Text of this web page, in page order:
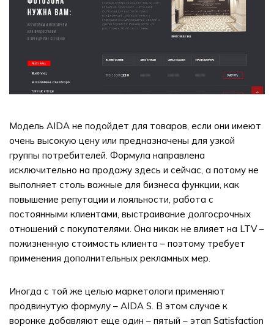
Модель AIDA не подойдет для товаров, если они имеют
очень высокую цену или предназначены для узкой
группы потребителей. Формула направлена
исключительно на продажу здесь и сейчас, а потому не
выполняет столь важные для бизнеса функции, как
повышение репутации и лояльности, работа с
постоянными клиентами, выстраивание долгосрочных
отношений с покупателями. Она никак не влияет на LTV –
пожизненную стоимость клиента – поэтому требует
применения дополнительных рекламных мер.
Иногда с той же целью маркетологи применяют
продвинутую формулу – AIDA S. В этом случае к
воронке добавляют еще один – пятый – этап Satisfaction